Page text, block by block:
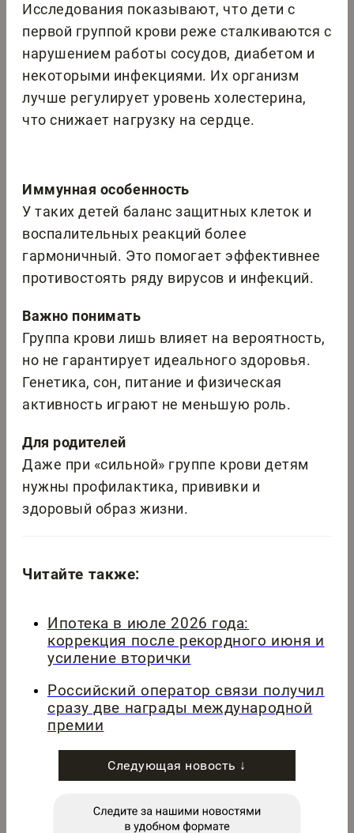
Исследования показывают, что дети с
первой группой крови реже сталкиваются с
нарушением работы сосудов, диабетом и
некоторыми инфекциями. Их организм
лучше регулирует уровень холестерина,
что снижает нагрузку на сердце.
Иммунная особенность
У таких детей баланс защитных клеток и
воспалительных реакций более
гармоничный. Это помогает эффективнее
противостоять ряду вирусов и инфекций.
Важно понимать
Группа крови лишь влияет на вероятность,
но не гарантирует идеального здоровья.
Генетика, сон, питание и физическая
активность играют не меньшую роль.
Для родителей
Даже при «сильной» группе крови детям
нужны профилактика, прививки и
здоровый образ жизни.
Читайте также:
Ипотека в июле 2026 года:
коррекция после рекордного июня и
усиление вторички
Российский оператор связи получил
сразу две награды международной
премии
Следующая новость ↓